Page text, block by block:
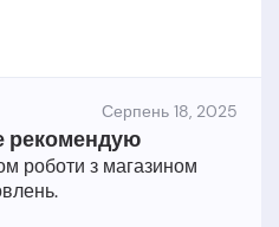
Серпень 18, 2025
рекомендую
роботи з магазином